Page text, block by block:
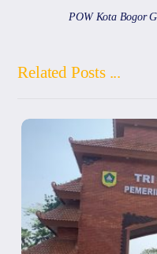
POW Kota Bogor
Related Posts ...